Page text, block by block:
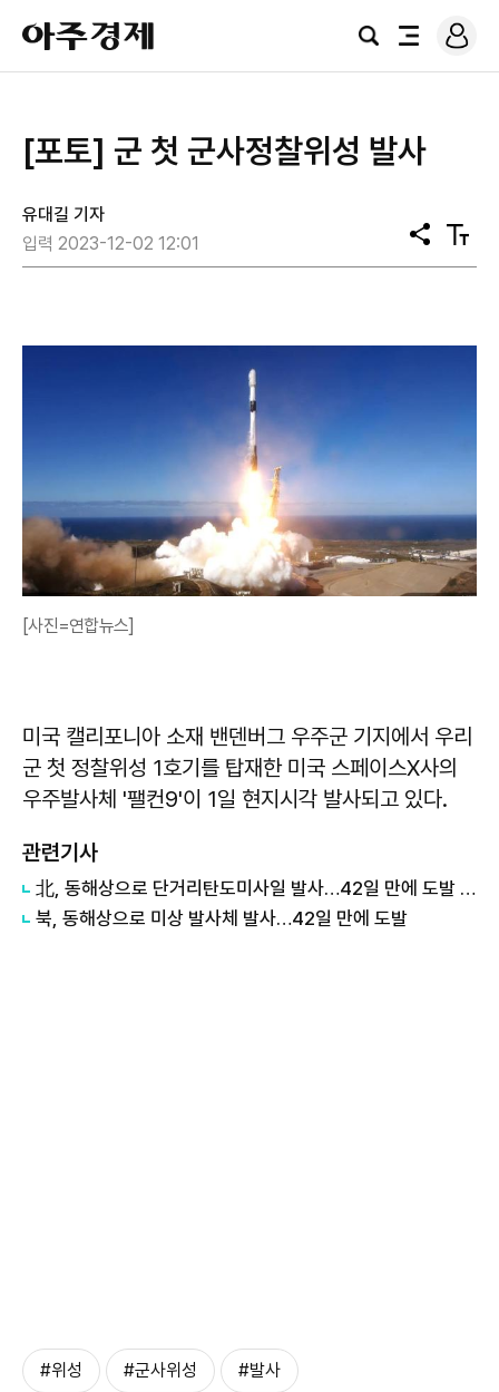
아
주
경
검
전
로
그
[포토] 군 첫 군사정찰위성 발사
유대길 기자
입력 2023-12-02 12:01
공
유
텍
스
[사진=연합뉴스]
미국 캘리포니아 소재 밴덴버그 우주군 기지에서 우리
군 첫 정찰위성 1호기를 탑재한 미국 스페이스Ⅹ사의
우주발사체 '팰컨9'이 1일 현지시각 발사되고 있다.
관련기사
北, 동해상으로 단거리탄도미사일 발사…42일 만에 도발 外
북, 동해상으로 미상 발사체 발사…42일 만에 도발
#위성 #군사위성 #발사